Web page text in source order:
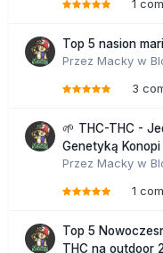
1
Top 5 nasion
Przez Macky w
3
🌱 THC-THC -
Genetyką Konopi
Przez Macky w
1
Top 5
THC na outdoor